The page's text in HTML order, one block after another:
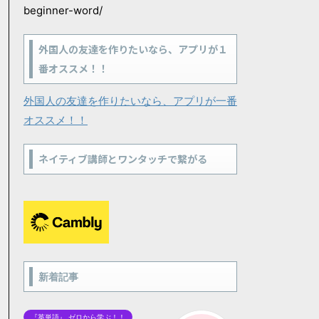
beginner-word/
外国人の友達を作りたいなら、アプリが１
番オススメ！！
外国人の友達を作りたいなら、アプリが一番
オススメ！！
ネイティブ講師とワンタッチで繋がる
新着記事
『英単語』 ゼロから学ぶ！！